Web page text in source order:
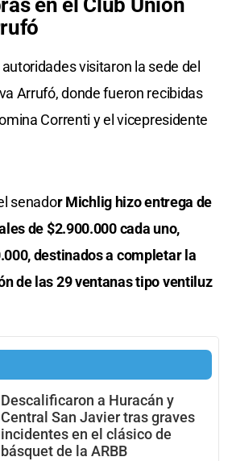
en el Club Unión
visitaron la sede del
Arrufó, donde fueron recibidas
Correnti y el vicepresidente
senador Michlig hizo entrega de
de $2.900.000 cada uno,
destinados a completar la
de las 29 ventanas tipo ventiluz
Descalificaron a Huracán y
Central San Javier tras graves
incidentes en el clásico de
básquet de la ARBB